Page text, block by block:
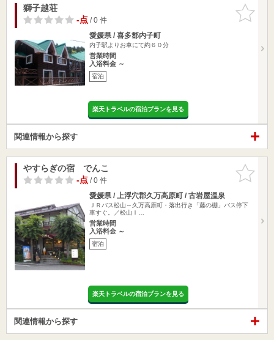
お気に入
りに追加
獅子越荘
-点/ 0 件
愛媛県 / 喜多郡内子町
内子駅よりお車にて約６０分
営業時間
入浴料金 ～
宿泊
楽天トラベルの宿泊プランを見る
関連情報から探す
お気に入
りに追加
やすらぎの宿 でんこ
-点/ 0 件
愛媛県 / 上浮穴郡久万高原町 / 古岩屋温泉
ＪＲバス松山～久万高原町・落出行き「藤の棚」バス停下
車すぐ。／松山Ｉ…
営業時間
入浴料金 ～
宿泊
楽天トラベルの宿泊プランを見る
関連情報から探す